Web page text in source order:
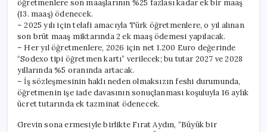
öğretmenlere son maaşlarının %25 fazlası kadar ek bir maaş
(13. maaş) ödenecek.
– 2025 yılı için telafi amacıyla Türk öğretmenlere, o yıl alınan
son brüt maaş miktarında 2 ek maaş ödemesi yapılacak.
– Her yıl öğretmenlere, 2026 için net 1.200 Euro değerinde
“Sodexo tipi öğretmen kartı” verilecek; bu tutar 2027 ve 2028
yıllarında %5 oranında artacak.
– İş sözleşmesinin haklı neden olmaksızın feshi durumunda,
öğretmenin işe iade davasının sonuçlanması koşuluyla 16 aylık
ücret tutarında ek tazminat ödenecek.
Grevin sona ermesiyle birlikte Fırat Aydın, “Büyük bir